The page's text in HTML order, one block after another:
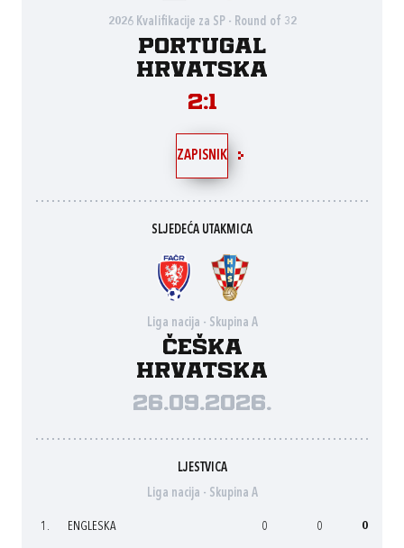
2026 Kvalifikacije za SP - Round of 32
Portugal
Hrvatska
2:1
ZAPISNIK
SLJEDEĆA UTAKMICA
Liga nacija - Skupina A
Češka
Hrvatska
26.09.2026.
LJESTVICA
Liga nacija - Skupina A
1. ENGLESKA 0 0 0